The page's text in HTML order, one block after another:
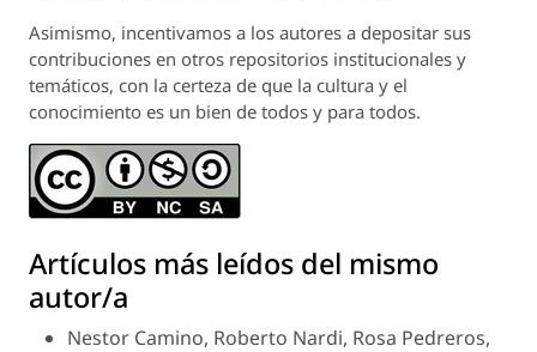
Asimismo, incentivamos a los autores a depositar sus
contribuciones en otros repositorios institucionales y
temáticos, con la certeza de que la cultura y el
conocimiento es un bien de todos y para todos.
Artículos más leídos del mismo
autor/a
Nestor Camino, Roberto Nardi, Rosa Pedreros,